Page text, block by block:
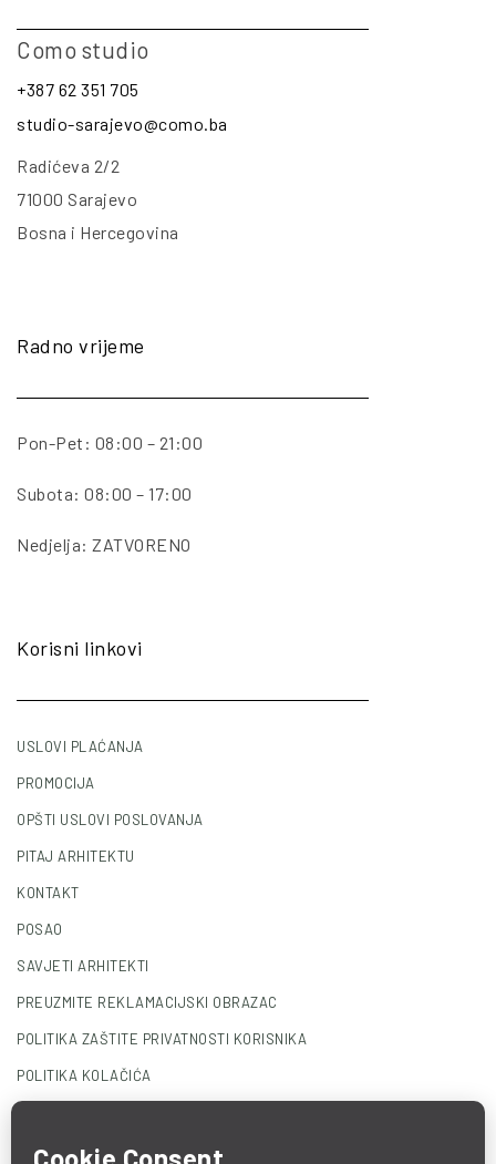
Como studio
+387 62 351 705
studio-sarajevo@como.ba
Radićeva 2/2
71000 Sarajevo
Bosna i Hercegovina
Radno vrijeme
Pon-Pet: 08:00 – 21:00
Subota: 08:00 – 17:00
Nedjelja: ZATVORENO
Korisni linkovi
USLOVI PLAĆANJA
PROMOCIJA
OPŠTI USLOVI POSLOVANJA
PITAJ ARHITEKTU
KONTAKT
POSAO
SAVJETI ARHITEKTI
PREUZMITE REKLAMACIJSKI OBRAZAC
POLITIKA ZAŠTITE PRIVATNOSTI KORISNIKA
POLITIKA KOLAČIĆA